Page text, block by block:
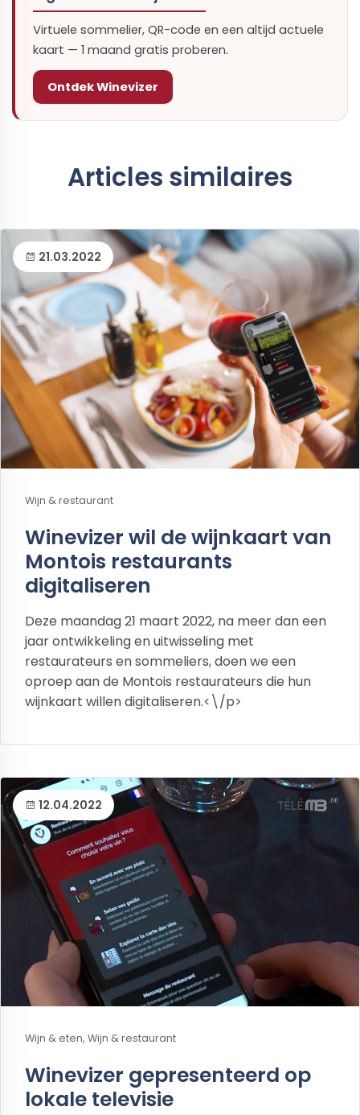
Virtuele sommelier, QR-code en een altijd actuele
kaart — 1 maand gratis proberen.
Ontdek Winevizer
Articles similaires
21.03.2022
Wijn & restaurant
Winevizer wil de wijnkaart van
Montois restaurants
digitaliseren
Deze maandag 21 maart 2022, na meer dan een
jaar ontwikkeling en uitwisseling met
restaurateurs en sommeliers, doen we een
oproep aan de Montois restaurateurs die hun
wijnkaart willen digitaliseren.<\/p>
12.04.2022
Wijn & eten, Wijn & restaurant
Winevizer gepresenteerd op
lokale televisie